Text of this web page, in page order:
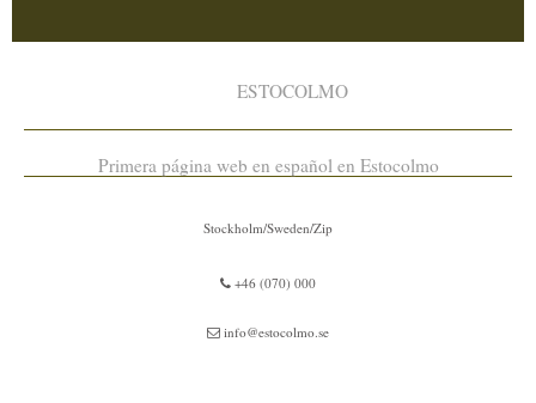
ESTOCOLMO
Primera página web en español en Estocolmo
Stockholm/Sweden/Zip
+46 (070) 000
info@estocolmo.se